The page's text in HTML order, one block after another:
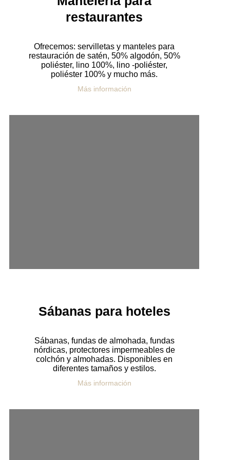
restaurantes
Ofrecemos: servilletas y manteles para
restauración de satén, 50% algodón, 50%
poliéster, lino 100%, lino -poliéster,
poliéster 100% y mucho más.
Más información
Sábanas para hoteles
Sábanas, fundas de almohada, fundas
nórdicas, protectores impermeables de
colchón y almohadas. Disponibles en
diferentes tamaños y estilos.
Más información